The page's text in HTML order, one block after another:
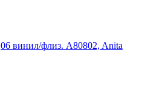
винил/флиз. A80802, Anita